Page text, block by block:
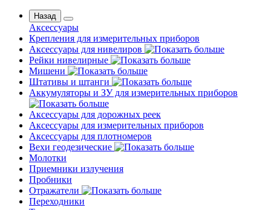
Назад
Аксессуары
Крепления для измерительных приборов
Аксессуары для нивелиров
Рейки нивелирные
Мишени
Штативы и штанги
Аккумуляторы и ЗУ для измерительных приборов
Аксессуары для дорожных реек
Аксессуары для измерительных приборов
Аксессуары для плотномеров
Вехи геодезические
Молотки
Приемники излучения
Пробники
Отражатели
Переходники